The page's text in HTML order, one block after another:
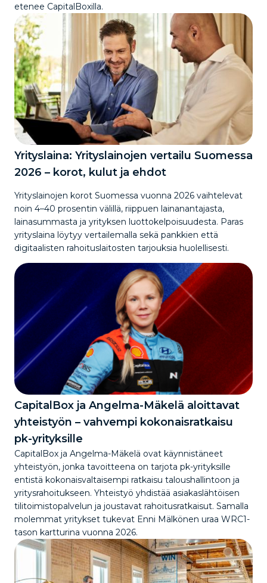
etenee CapitalBoxilla.
Yrityslaina: Yrityslainojen vertailu Suomessa
2026 – korot, kulut ja ehdot
Yrityslainojen korot Suomessa vuonna 2026 vaihtelevat
noin 4–40 prosentin välillä, riippuen lainanantajasta,
lainasummasta ja yrityksen luottokelpoisuudesta. Paras
yrityslaina löytyy vertailemalla sekä pankkien että
digitaalisten rahoituslaitosten tarjouksia huolellisesti.
CapitalBox ja Angelma-Mäkelä aloittavat
yhteistyön – vahvempi kokonaisratkaisu
pk-yrityksille
CapitalBox ja Angelma-Mäkelä ovat käynnistäneet
yhteistyön, jonka tavoitteena on tarjota pk-yrityksille
entistä kokonaisvaltaisempi ratkaisu taloushallintoon ja
yritysrahoitukseen. Yhteistyö yhdistää asiakaslähtöisen
tilitoimistopalvelun ja joustavat rahoitusratkaisut. Samalla
molemmat yritykset tukevat Enni Mälkönen uraa WRC1-
tason kartturina vuonna 2026.